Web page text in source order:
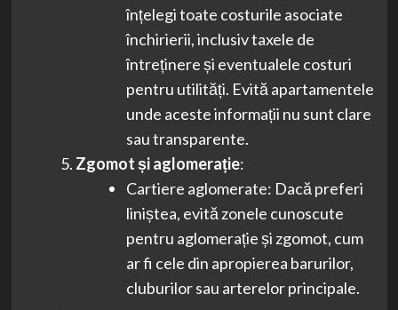
înțelegi toate costurile asociate
închirierii, inclusiv taxele de
întreținere și eventualele costuri
pentru utilități. Evită apartamentele
unde aceste informații nu sunt clare
sau transparente.
Zgomot și aglomerație:
Cartiere aglomerate: Dacă preferi
liniștea, evită zonele cunoscute
pentru aglomerație și zgomot, cum
ar fi cele din apropierea barurilor,
cluburilor sau arterelor principale.